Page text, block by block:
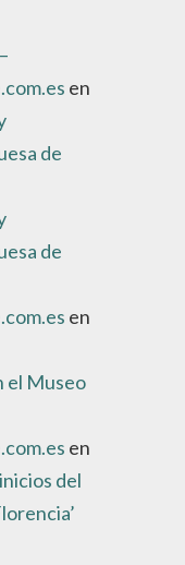
en
de
de
en
el Museo
en
del